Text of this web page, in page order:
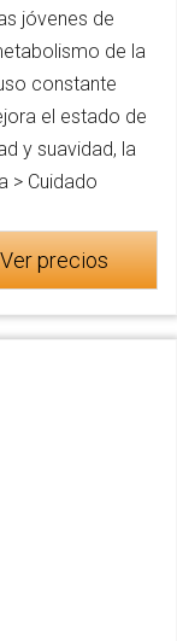
jóvenes de
de la
constante
el estado de
y suavidad, la
> Cuidado
precios